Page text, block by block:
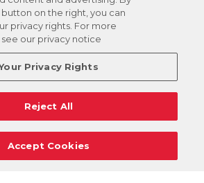
on the right, you can
privacy rights. For more
our privacy notice
Privacy Rights
Reject All
Accept Cookies